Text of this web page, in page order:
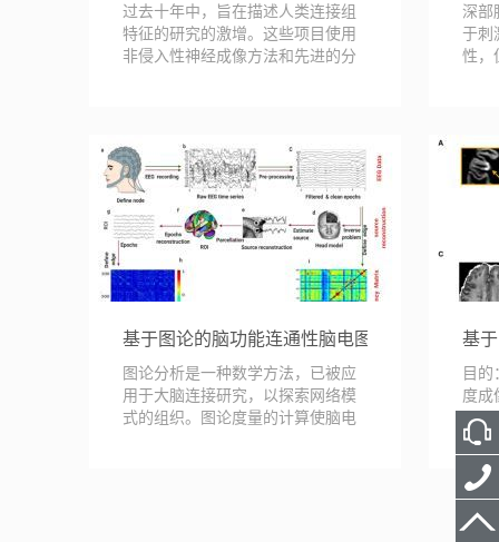
过去十年中，旨在描述人类连接组
特征的研究的激增。这些项目使用
非侵入性神经成像方法和先进的分
深部
于刺
性，
基于图论的脑功能连通性脑电图建模
图论分析是一种数学方法，已被应
用于大脑连接研究，以探索网络模
式的组织。图论度量的计算使脑电
基
目
度成